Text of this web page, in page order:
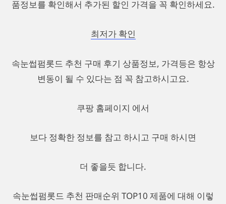
품정보를 확인해서 추가된 할인 가격을 꼭 확인하세요.
최저가 확인
속눈썹펌롯드 추천 구매 후기 상품정보, 가격등은 항상
변동이 될 수 있다는 점 꼭 참고하시고요.
쿠팡 홈페이지 에서
보다 정확한 정보를 참고 하시고 구매 하시면
더 좋을듯 합니다.
속눈썹펌롯드 추천 판매순위 TOP10 제품에 대해 이렇